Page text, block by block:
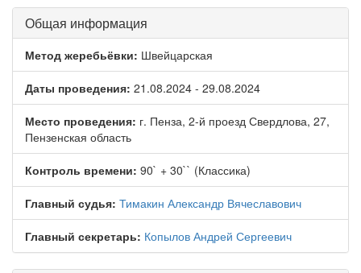
Общая информация
Метод жеребьёвки: Швейцарская
Даты проведения: 21.08.2024 - 29.08.2024
Место проведения: г. Пенза, 2-й проезд Свердлова, 27,
Пензенская область
Контроль времени: 90` + 30`` (Классика)
Главный судья: Тимакин Александр Вячеславович
Главный секретарь: Копылов Андрей Сергеевич